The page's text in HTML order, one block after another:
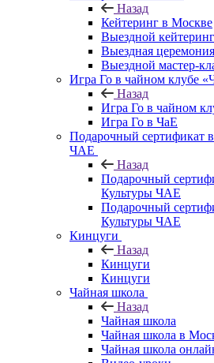
Назад
Кейтеринг в Москве
Выездной кейтеринг
Выездная церемония
Выездной мастер-
Игра Го в чайном клубе
Назад
Игра Го в чайном
Игра Го в ЧаЕ
Подарочный сертификат
ЧАЕ
Назад
Подарочный
Культуры ЧАЕ
Подарочный
Культуры ЧАЕ
Кинцуги
Назад
Кинцуги
Кинцуги
Чайная школа
Назад
Чайная школа
Чайная школа в
Чайная школа